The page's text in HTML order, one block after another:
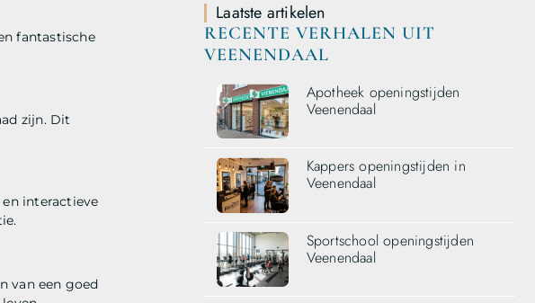
fantastische
zijn. Dit
en interactieve
van een goed
Laatste artikelen
RECENTE VERHALEN UIT
VEENENDAAL
Apotheek openingstijden
Veenendaal
Kappers openingstijden in
Veenendaal
Sportschool openingstijden
Veenendaal